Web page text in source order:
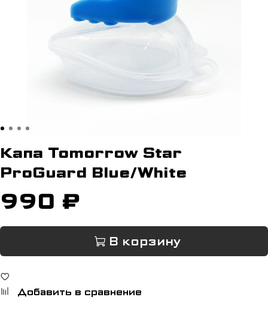
Капа Tomorrow Star
ProGuard Blue/White
990 ₽
В корзину
Добавить в сравнение